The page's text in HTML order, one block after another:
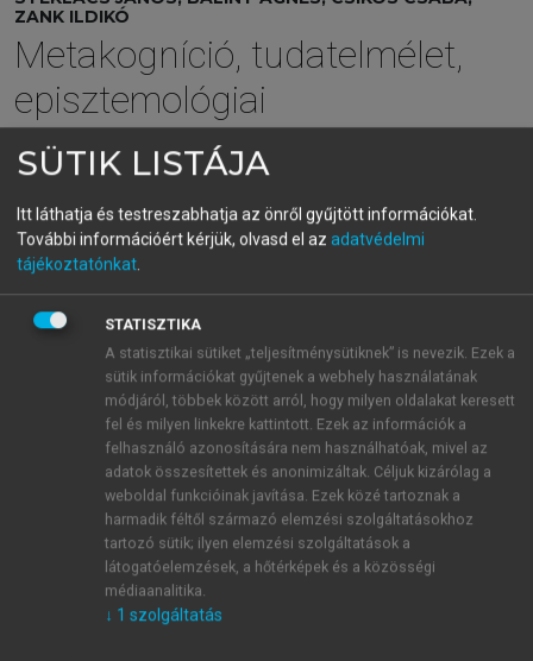
ZANK ILDIKÓ
Metakogníció, tudatelmélet,
episztemológiai
meggyőződések
Az iskolai tudásrendszer háttérdimenziói
menu_book OLVASÁS
A Nelson–Narens-modell
Nelson és Narens (1990)a metakogníciónak egy
olyan modelljét alkották meg (és vizualizálták),
amely az eltelt időben megkerülhetetlen hivatkozási
alappá vált. Ebben az esetben az Einsteinnek
tulajdonított gondolattal magyarázható a modell
ereje: Próbáld a lehető legegyszerűbben
elmagyarázni a dolgokat, de annál azért ne
egyszerűbben. A Nelson–Narens-modellben az
SÜTIK LISTÁJA
Itt láthatja és testreszabhatja az önről gyűjtött információkat.
További információért kérjük, olvasd el az adatvédelmi
tájékoztatónkat
STATISZTIKA
A statisztikai sütiket „teljesítménysütiknek” is nevezik. Ezek a
sütik információkat gyűjtenek a webhely használatának
módjáról, többek között arról, hogy milyen oldalakat keresett
fel és milyen linkekre kattintott. Ezek az információk a
felhasználó azonosítására nem használhatóak, mivel az
adatok összesítettek és anonimizáltak. Céljuk kizárólag a
weboldal funkcióinak javítása. Ezek közé tartoznak a
harmadik féltől származó elemzési szolgáltatásokhoz
tartozó sütik; ilyen elemzési szolgáltatások a
látogatóelemzések, a hőtérképek és a közösségi
médiaanalitika.
↓ 1 szolgáltatás